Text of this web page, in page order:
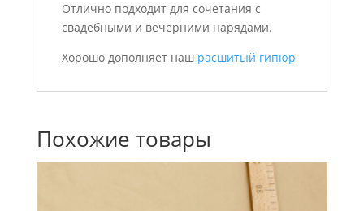
Отлично подходит для сочетания с
свадебными и вечерними нарядами.
Хорошо дополняет наш расшитый гипюр
Похожие товары